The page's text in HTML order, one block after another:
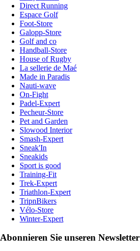
Direct Running
Espace Golf
Foot-Store
Galopp-Store
Golf and co
Handball-Store
House of Rugby
La sellerie de Maé
Made in Paradis
Nauti-wave
On-Fight
Padel-Expert
Pecheur-Store
Pet and Garden
Slowood Interior
Smash-Expert
Sneak'In
Sneakids
Sport is good
Training-Fit
Trek-Expert
Triathlon-Expert
TripnBikers
Vélo-Store
Winter-Expert
Abonnieren Sie unseren Newsletter